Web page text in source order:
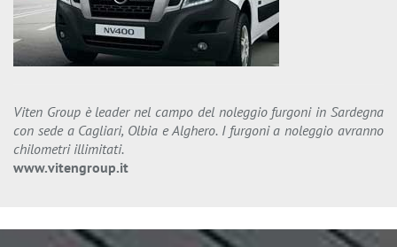
Viten Group è leader nel campo del noleggio furgoni in Sardegna
con sede a Cagliari, Olbia e Alghero. I furgoni a noleggio avranno
chilometri illimitati.
www.vitengroup.it